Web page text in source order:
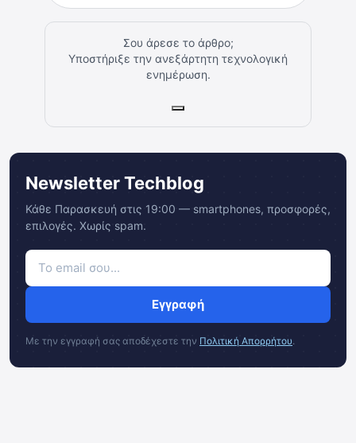
Σου άρεσε το άρθρο;
Υποστήριξε την ανεξάρτητη τεχνολογική
ενημέρωση.
Newsletter Techblog
Κάθε Παρασκευή στις 19:00 — smartphones, προσφορές,
επιλογές. Χωρίς spam.
Εγγραφή
Με την εγγραφή σας αποδέχεστε την Πολιτική Απορρήτου.